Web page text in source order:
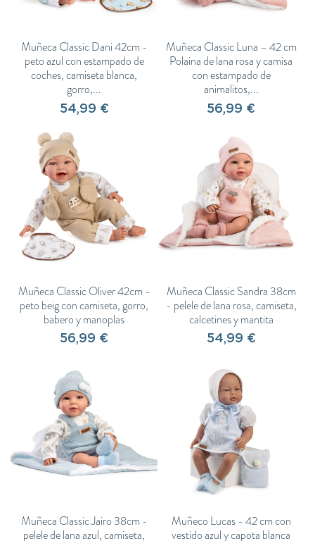
Muñeca Classic Dani 42cm -
peto azul con estampado de
coches, camiseta blanca,
gorro,...
54,99 €
Muñeca Classic Luna – 42 cm
Polaina de lana rosa y camisa
con estampado de
animalitos,...
56,99 €
Muñeca Classic Oliver 42cm -
peto beig con camiseta, gorro,
babero y manoplas
56,99 €
Muñeca Classic Sandra 38cm
- pelele de lana rosa, camiseta,
calcetines y mantita
54,99 €
Muñeca Classic Jairo 38cm -
pelele de lana azul, camiseta,
Muñeco Lucas - 42 cm con
vestido azul y capota blanca
¡Nos vamos unos días de